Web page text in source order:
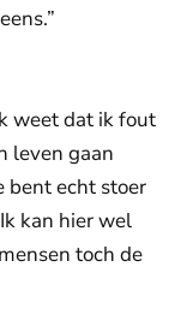
weet dat ik fout
leven gaan
bent echt stoer
kan hier wel
toch de